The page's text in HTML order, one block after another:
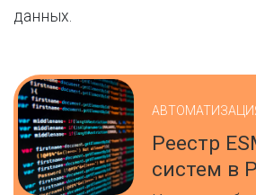
данных.
Реестр
систем в